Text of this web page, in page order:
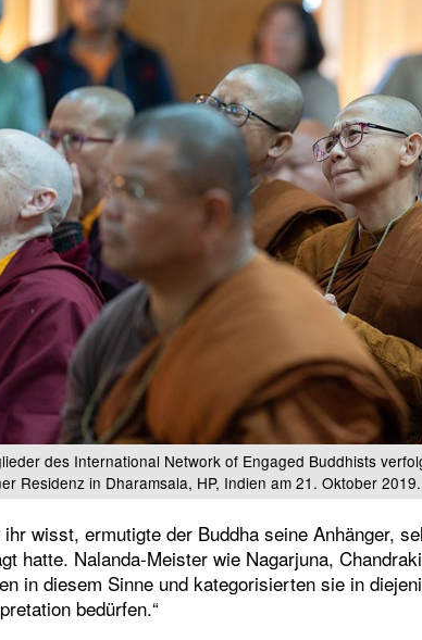
des International Network of Engaged Buddhists
Residenz in Dharamsala, HP, Indien am 21. Oktober
ihr wisst, ermutigte der Buddha seine Anhänger,
hatte. Nalanda-Meister wie Nagarjuna,
in diesem Sinne und kategorisierten sie in
bedürfen.“